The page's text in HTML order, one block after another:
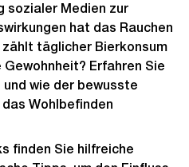
sozialer Medien zur
hat das Rauchen
täglicher Bierkonsum
Erfahren Sie
wie der bewusste
Wohlbefinden
finden Sie hilfreiche